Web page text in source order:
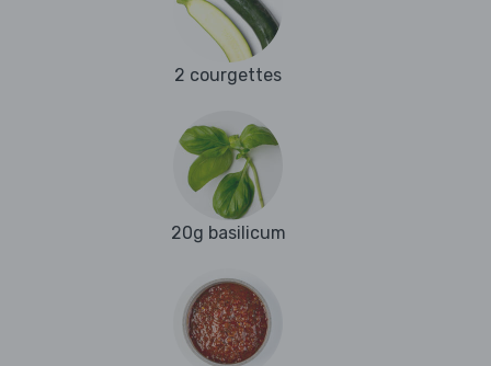
2 courgettes
20g basilicum